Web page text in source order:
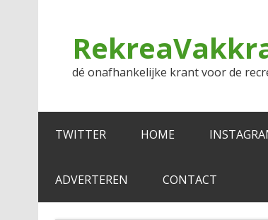
dé onafhankelijke krant voor de
TWITTER HOME
ADVERTEREN CONTACT